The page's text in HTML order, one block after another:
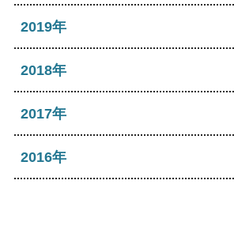
2025年06月
2025年04月
2025年02月
2024年07月
2024年06月
2024年04月
2023年08月
2023年07月
2023年06月
2023年04月
2022年10月
2022年08月
2022年07月
2022年06月
2021年10月
2021年08月
2021年07月
2020年12月
2020年10月
2020年08月
2019年
2019年12月
2019年10月
2018年
2018年12月
2018年10月
2017年
2017年12月
2016年